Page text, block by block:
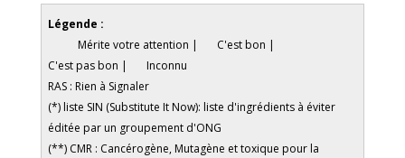
Légende :
Mérite votre attention |
C'est bon |
C'est pas bon |
Inconnu
RAS : Rien à Signaler
(*) liste SIN (Substitute It Now): liste d'ingrédients à éviter
éditée par un groupement d'ONG
(**) CMR : Cancérogène, Mutagène et toxique pour la